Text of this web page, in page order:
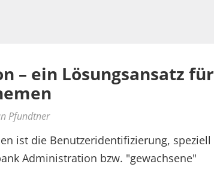
– ein Lösungsansatz für
Pfundtner
ist die Benutzeridentifizierung, speziell
Administration bzw. "gewachsene"